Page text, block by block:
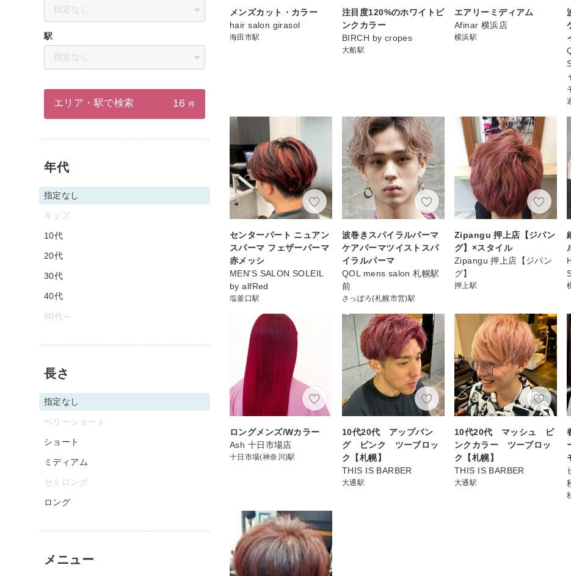
メンズカット・カラー
hair salon girasol
海田市駅
注目度120%のホワイトピ
ンクカラー
BIRCH by cropes
大船駅
エアリーミディアム
Afinar 横浜店
横浜駅
センターパート ニュアン
スパーマ フェザーパーマ
赤メッシ
MEN'S SALON SOLEIL
by alfRed
塩釜口駅
波巻きスパイラルパーマ
ケアパーマツイストスパ
イラルパーマ
QOL mens salon 札幌駅
前
さっぽろ(札幌市営)駅
Zipangu 押上店【ジパン
グ】×スタイル
Zipangu 押上店【ジパン
グ】
押上駅
ロングメンズ/Wカラー
Ash 十日市場店
十日市場(神奈川)駅
10代20代 アップバン
グ ピンク ツーブロッ
ク【札幌】
THIS IS BARBER
大通駅
10代20代 マッシュ ピ
ンクカラー ツーブロッ
ク【札幌】
THIS IS BARBER
大通駅
指定なし
駅
指定なし
エリア・駅で検索 16 件
年代
指定なし
キッズ
10代
20代
30代
40代
50代～
長さ
指定なし
ベリーショート
ショート
ミディアム
セミロング
ロング
メニュー